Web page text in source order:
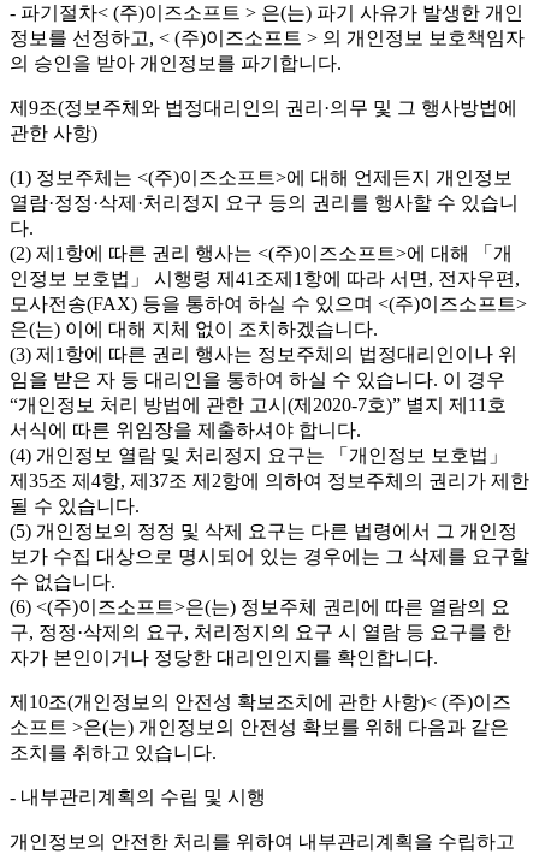
- 파기절차< (주)이즈소프트 > 은(는) 파기 사유가 발생한 개인
정보를 선정하고, < (주)이즈소프트 > 의 개인정보 보호책임자
의 승인을 받아 개인정보를 파기합니다.
제9조(정보주체와 법정대리인의 권리·의무 및 그 행사방법에
관한 사항)
(1) 정보주체는 <(주)이즈소프트>에 대해 언제든지 개인정보
열람·정정·삭제·처리정지 요구 등의 권리를 행사할 수 있습니
다.
(2) 제1항에 따른 권리 행사는 <(주)이즈소프트>에 대해 「개
인정보 보호법」 시행령 제41조제1항에 따라 서면, 전자우편,
모사전송(FAX) 등을 통하여 하실 수 있으며 <(주)이즈소프트>
은(는) 이에 대해 지체 없이 조치하겠습니다.
(3) 제1항에 따른 권리 행사는 정보주체의 법정대리인이나 위
임을 받은 자 등 대리인을 통하여 하실 수 있습니다. 이 경우
“개인정보 처리 방법에 관한 고시(제2020-7호)” 별지 제11호
서식에 따른 위임장을 제출하셔야 합니다.
(4) 개인정보 열람 및 처리정지 요구는 「개인정보 보호법」
제35조 제4항, 제37조 제2항에 의하여 정보주체의 권리가 제한
될 수 있습니다.
(5) 개인정보의 정정 및 삭제 요구는 다른 법령에서 그 개인정
보가 수집 대상으로 명시되어 있는 경우에는 그 삭제를 요구할
수 없습니다.
(6) <(주)이즈소프트>은(는) 정보주체 권리에 따른 열람의 요
구, 정정·삭제의 요구, 처리정지의 요구 시 열람 등 요구를 한
자가 본인이거나 정당한 대리인인지를 확인합니다.
제10조(개인정보의 안전성 확보조치에 관한 사항)< (주)이즈
소프트 >은(는) 개인정보의 안전성 확보를 위해 다음과 같은
조치를 취하고 있습니다.
- 내부관리계획의 수립 및 시행
개인정보의 안전한 처리를 위하여 내부관리계획을 수립하고